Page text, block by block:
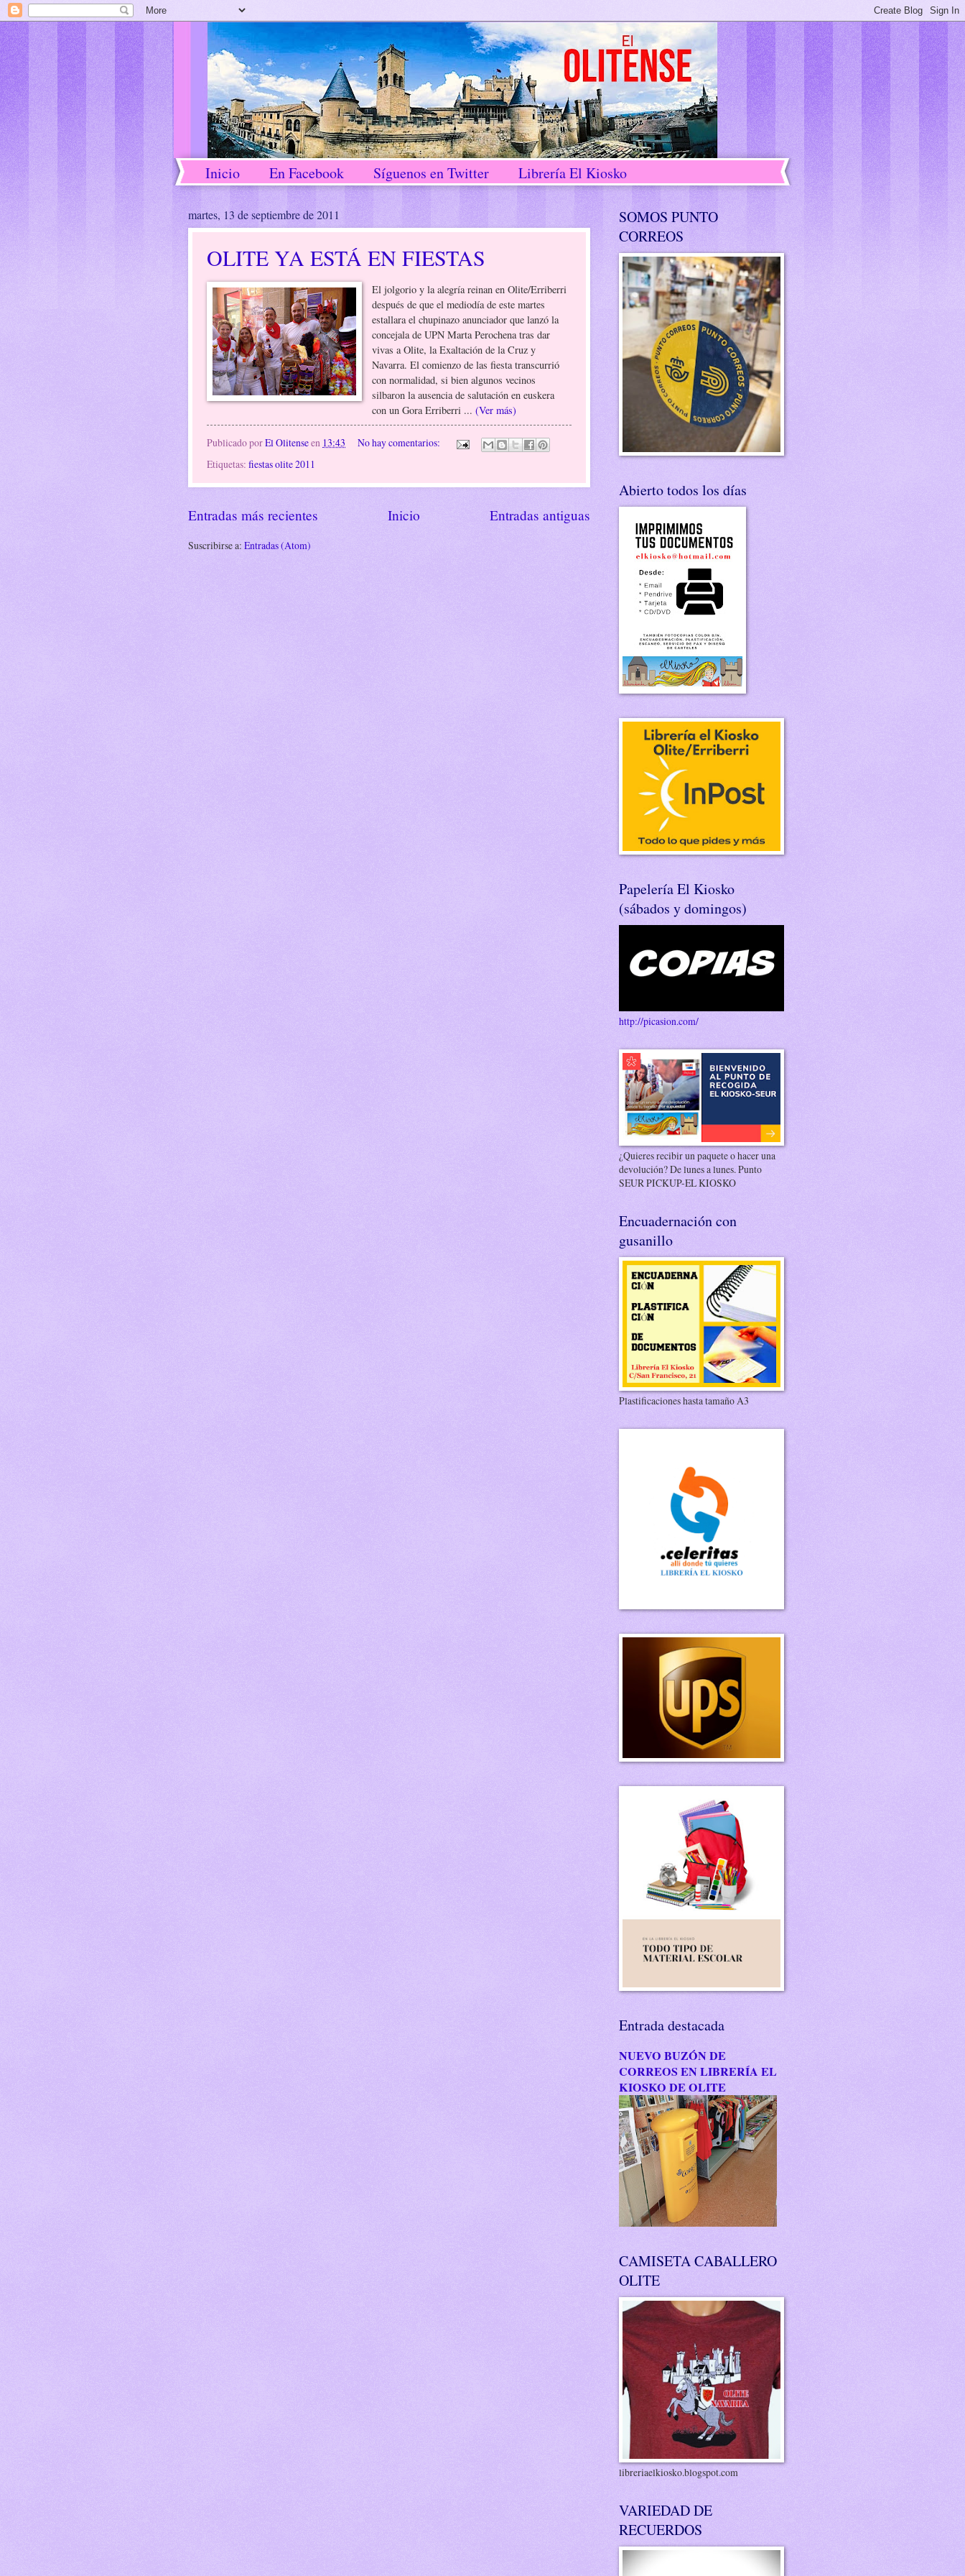
Inicio En Facebook Síguenos en Twitter Librería El Kiosko
martes, 13 de septiembre de 2011
OLITE YA ESTÁ EN FIESTAS
El jolgorio y la alegría reinan en Olite/Erriberri
después de que el mediodía de este martes
estallara el chupinazo anunciador que lanzó la
concejala de UPN Marta Perochena tras dar
vivas a Olite, la Exaltación de la Cruz y
Navarra. El comienzo de las fiesta transcurrió
con normalidad, si bien algunos vecinos
silbaron la ausencia de salutación en euskera
con un Gora Erriberri ...(Ver más)
Publicado porEl Olitenseen 13:43
No hay comentarios:
Etiquetas: fiestas olite 2011
Entradas más recientes Entradas antiguas
Inicio
Suscribirse a: Entradas (Atom)
SOMOS PUNTO
CORREOS
Abierto todos los días
Papelería El Kiosko
(sábados y domingos)
http://picasion.com/
¿Quieres recibir un paquete o hacer una
devolución? De lunes a lunes. Punto
SEUR PICKUP-EL KIOSKO
Encuadernación con
gusanillo
Plastificaciones hasta tamaño A3
Entrada destacada
NUEVO BUZÓN DE
CORREOS EN LIBRERÍA EL
KIOSKO DE OLITE
CAMISETA CABALLERO
OLITE
libreriaelkiosko.blogspot.com
VARIEDAD DE
RECUERDOS